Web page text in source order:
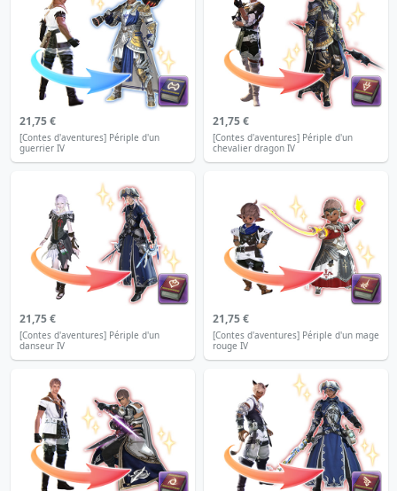
21,75 €
[Contes d'aventures] Périple d'un
guerrier IV
21,75 €
[Contes d'aventures] Périple d'un
chevalier dragon IV
21,75 €
[Contes d'aventures] Périple d'un
danseur IV
21,75 €
[Contes d'aventures] Périple d'un mage
rouge IV